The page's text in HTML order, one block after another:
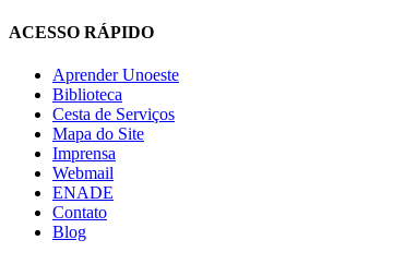
ACESSO RÁPIDO
Aprender Unoeste
Biblioteca
Cesta de Serviços
Mapa do Site
Imprensa
Webmail
ENADE
Contato
Blog